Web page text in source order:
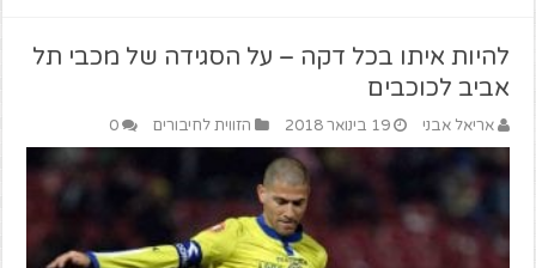
להיות איתו בכל דקה – על הסגידה של מכבי תל
אביב לכוכבים
אריאל אבני 19 בינואר 2018 הזווית לחיבורים 0